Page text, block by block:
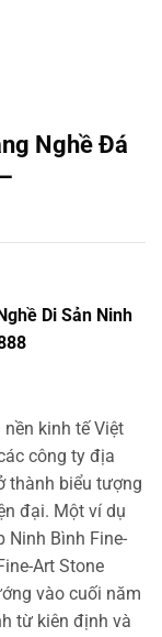
Nghề Đá
Di Sản Ninh
kinh tế Việt
công ty địa
thành biểu tượng
đại. Một ví dụ
Ninh Bình Fine-
Art Stone
vào cuối năm
từ kiên định và